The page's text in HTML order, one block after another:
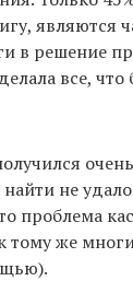
являются
в решение
все,
не
проблема
тому же